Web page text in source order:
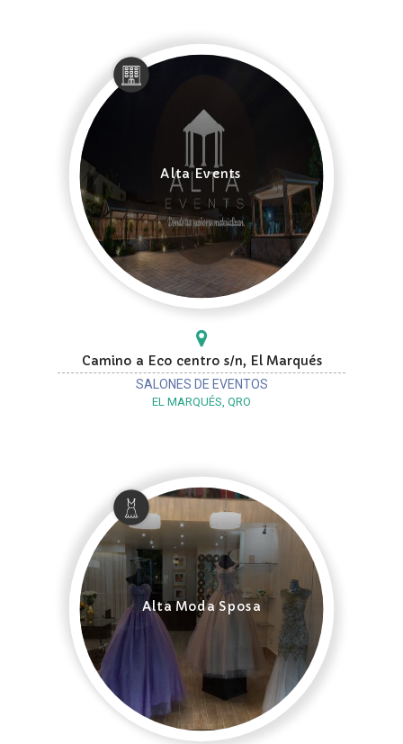
Alta Events
Camino a Eco centro s/n, El Marqués
SALONES DE EVENTOS
EL MARQUÉS, QRO
Alta Moda Sposa